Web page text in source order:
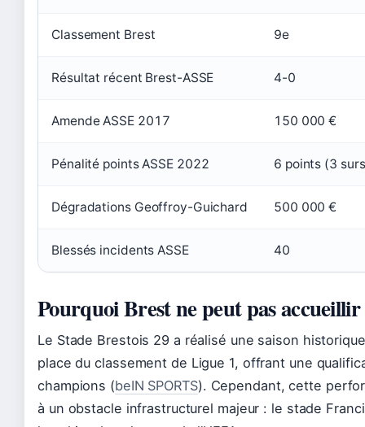
Classement Brest 9e
Résultat récent Brest-ASSE 4-0
Amende ASSE 2017 150 000 €
Pénalité points ASSE 2022 6 points (3
Dégradations Geoffroy-Guichard 500 000 €
Blessés incidents ASSE 40
Pourquoi Brest ne peut pas
Le Stade Brestois 29 a réalisé une saison
place du classement de Ligue 1, offrant une
champions (beIN SPORTS). Cependant, cette
à un obstacle infrastructurel majeur : le stade